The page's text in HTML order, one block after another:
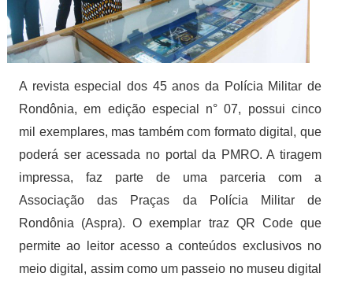
A revista especial dos 45 anos da Polícia Militar de
Rondônia, em edição especial n° 07, possui cinco
mil exemplares, mas também com formato digital, que
poderá ser acessada no portal da PMRO. A tiragem
impressa, faz parte de uma parceria com a
Associação das Praças da Polícia Militar de
Rondônia (Aspra). O exemplar traz QR Code que
permite ao leitor acesso a conteúdos exclusivos no
meio digital, assim como um passeio no museu digital